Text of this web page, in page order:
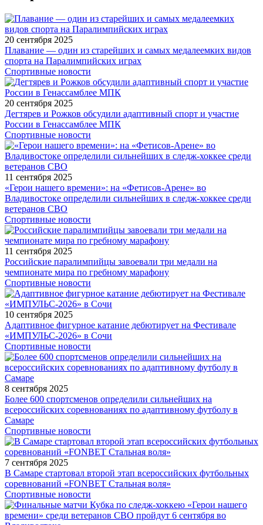
20 сентября 2025
Плавание — один из старейших и самых медалеемких видов
спорта на Паралимпийских играх
Спортивные новости
20 сентября 2025
Дегтярев и Рожков обсудили адаптивный спорт и участие
России в Генассамблее МПК
Спортивные новости
11 сентября 2025
«Герои нашего времени»: на «Фетисов-Арене» во
Владивостоке определили сильнейших в следж-хоккее среди
ветеранов СВО
Спортивные новости
11 сентября 2025
Российские паралимпийцы завоевали три медали на
чемпионате мира по гребному марафону
Спортивные новости
10 сентября 2025
Адаптивное фигурное катание дебютирует на Фестивале
«ИМПУЛЬС-2026» в Сочи
Спортивные новости
8 сентября 2025
Более 600 спортсменов определили сильнейших на
всероссийских соревнованиях по адаптивному футболу в
Самаре
Спортивные новости
7 сентября 2025
В Самаре стартовал второй этап всероссийских футбольных
соревнований «FONBET Стальная воля»
Спортивные новости